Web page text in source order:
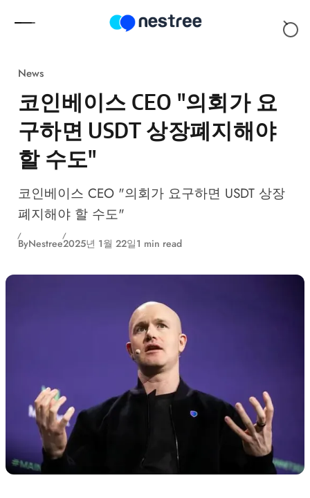
News
코인베이스 CEO "의회가 요
구하면 USDT 상장폐지해야
할 수도"
코인베이스 CEO "의회가 요구하면 USDT 상장
폐지해야 할 수도"
ByNestree2025년 1월 22일1 min read